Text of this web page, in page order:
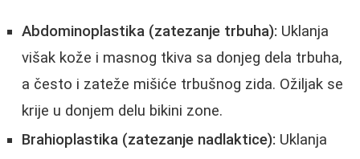
Abdominoplastika (zatezanje trbuha): Uklanja
višak kože i masnog tkiva sa donjeg dela trbuha,
a često i zateže mišiće trbušnog zida. Ožiljak se
krije u donjem delu bikini zone.
Brahioplastika (zatezanje nadlaktice): Uklanja